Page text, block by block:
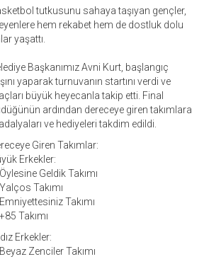
tutkusunu sahaya taşıyan gençler,
hem rekabet hem de dostluk dolu
yaşattı.
Başkanımız Avni Kurt, başlangıç
yaparak turnuvanın startını verdi ve
büyük heyecanla takip etti. Final
ardından dereceye giren takımlara
ve hediyeleri takdim edildi.
Giren Takımlar:
Erkekler:
Geldik Takımı
Takımı
Takımı
Takımı
Erkekler:
Zenciler Takımı